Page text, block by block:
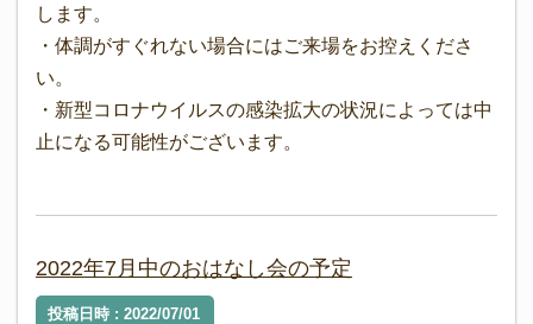
します。
・体調がすぐれない場合にはご来場をお控えくださ
い。
・新型コロナウイルスの感染拡大の状況によっては中
止になる可能性がございます。
2022年7月中のおはなし会の予定
投稿日時 : 2022/07/01